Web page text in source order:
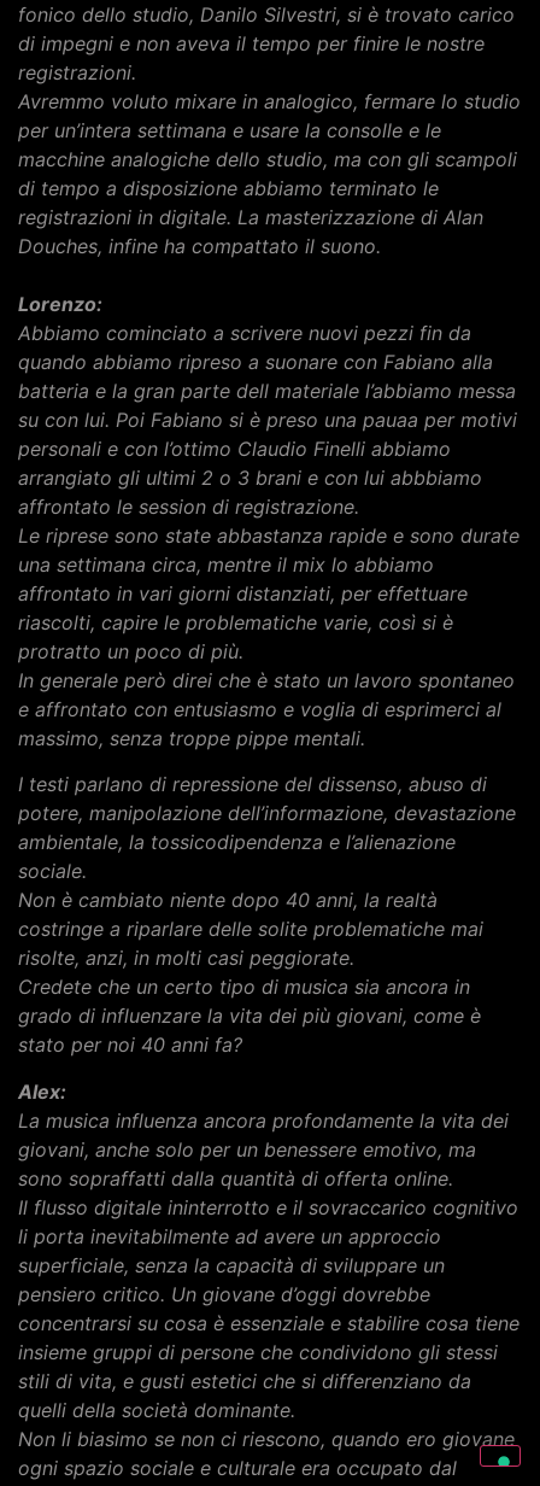
fonico dello studio, Danilo Silvestri, si è trovato carico
di impegni e non aveva il tempo per finire le nostre
registrazioni.
Avremmo voluto mixare in analogico, fermare lo studio
per un’intera settimana e usare la consolle e le
macchine analogiche dello studio, ma con gli scampoli
di tempo a disposizione abbiamo terminato le
registrazioni in digitale. La masterizzazione di Alan
Douches, infine ha compattato il suono.
Lorenzo:
Abbiamo cominciato a scrivere nuovi pezzi fin da
quando abbiamo ripreso a suonare con Fabiano alla
batteria e la gran parte dell materiale l’abbiamo messa
su con lui. Poi Fabiano si è preso una pauaa per motivi
personali e con l’ottimo Claudio Finelli abbiamo
arrangiato gli ultimi 2 o 3 brani e con lui abbbiamo
affrontato le session di registrazione.
Le riprese sono state abbastanza rapide e sono durate
una settimana circa, mentre il mix lo abbiamo
affrontato in vari giorni distanziati, per effettuare
riascolti, capire le problematiche varie, così si è
protratto un poco di più.
In generale però direi che è stato un lavoro spontaneo
e affrontato con entusiasmo e voglia di esprimerci al
massimo, senza troppe pippe mentali.
I testi parlano di repressione del dissenso, abuso di
potere, manipolazione dell’informazione, devastazione
ambientale, la tossicodipendenza e l’alienazione
sociale.
Non è cambiato niente dopo 40 anni, la realtà
costringe a riparlare delle solite problematiche mai
risolte, anzi, in molti casi peggiorate.
Credete che un certo tipo di musica sia ancora in
grado di influenzare la vita dei più giovani, come è
stato per noi 40 anni fa?
Alex:
La musica influenza ancora profondamente la vita dei
giovani, anche solo per un benessere emotivo, ma
sono sopraffatti dalla quantità di offerta online.
Il flusso digitale ininterrotto e il sovraccarico cognitivo
li porta inevitabilmente ad avere un approccio
superficiale, senza la capacità di sviluppare un
pensiero critico. Un giovane d’oggi dovrebbe
concentrarsi su cosa è essenziale e stabilire cosa tiene
insieme gruppi di persone che condividono gli stessi
stili di vita, e gusti estetici che si differenziano da
quelli della società dominante.
Non li biasimo se non ci riescono, quando ero giovane
ogni spazio sociale e culturale era occupato dal